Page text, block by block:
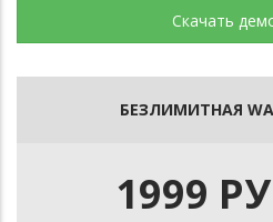
Скачать
БЕЗЛИМИТНАЯ
1999